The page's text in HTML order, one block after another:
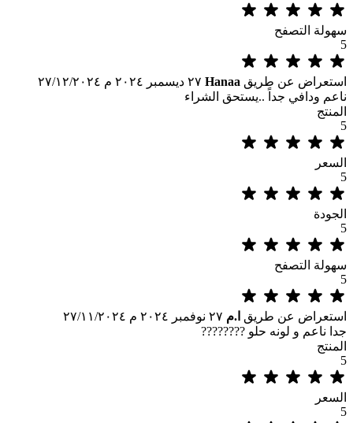
سهولة التصفح
5
استعراض عن طريق Hanaa ٢٧ ديسمبر ٢٠٢٤ م
٢٧/١٢/٢٠٢٤
ناعم ودافي جداً ..يستحق الشراء
المنتج
5
السعر
5
الجودة
5
سهولة التصفح
5
استعراض عن طريق ا.م ٢٧ نوفمبر ٢٠٢٤ م
٢٧/١١/٢٠٢٤
جدا ناعم و لونه حلو ????????
المنتج
5
السعر
5